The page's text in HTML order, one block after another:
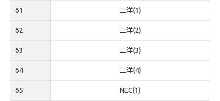
61 三洋(1)
62 三洋(2)
63 三洋(3)
64 三洋(4)
65 NEC(1)